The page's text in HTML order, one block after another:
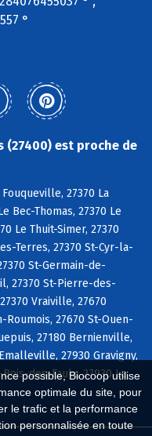
possible, Biocoop utilise
optimale du site, pour
le trafic et la performance
personnalisée en toute
°
(27400) est proche de
27370 La
Bec-Thomas, 27370 Le
Le Thuit-Simer, 27370
Terres, 27370 St-Cyr-la-
St-Germain-de-
27370 St-Pierre-des-
Vraiville, 27670
Roumois, 27670 St-Ouen-
27180 Bernienville,
27930 Gravigny,
des-Faulx, 27930 Le